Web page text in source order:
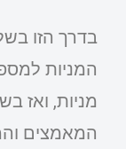
בדרך הזו
מניות, ואז
המאמצים